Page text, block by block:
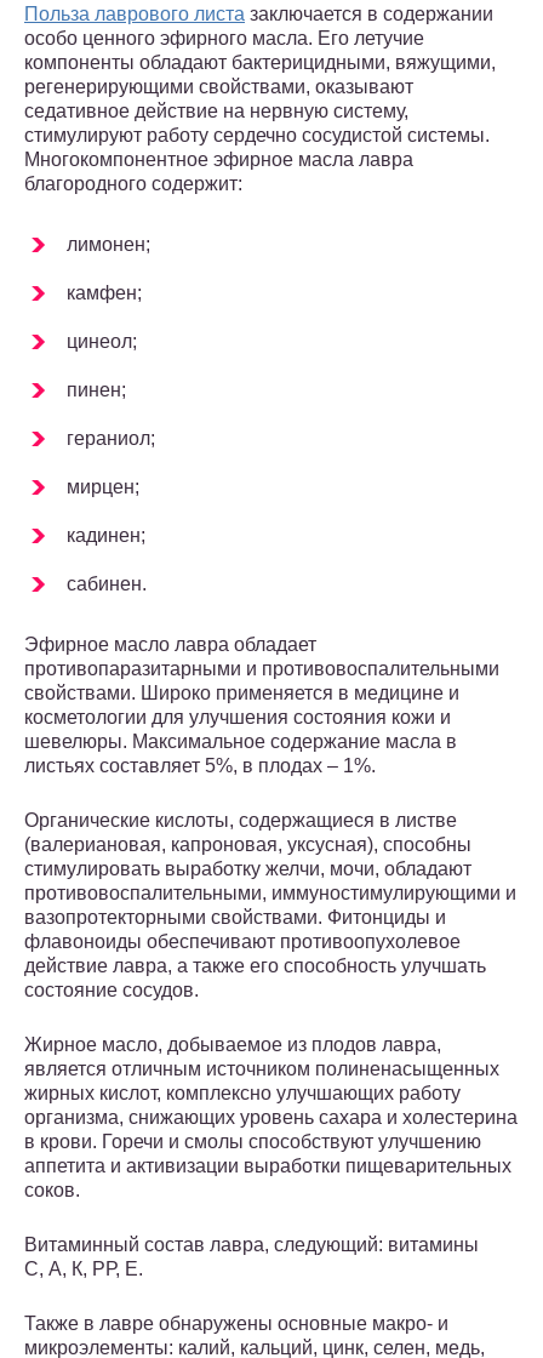
Польза лаврового листа заключается в содержании
особо ценного эфирного масла. Его летучие
компоненты обладают бактерицидными, вяжущими,
регенерирующими свойствами, оказывают
седативное действие на нервную систему,
стимулируют работу сердечно сосудистой системы.
Многокомпонентное эфирное масла лавра
благородного содержит:
лимонен;
камфен;
цинеол;
пинен;
гераниол;
мирцен;
кадинен;
сабинен.
Эфирное масло лавра обладает
противопаразитарными и противовоспалительными
свойствами. Широко применяется в медицине и
косметологии для улучшения состояния кожи и
шевелюры. Максимальное содержание масла в
листьях составляет 5%, в плодах – 1%.
Органические кислоты, содержащиеся в листве
(валериановая, капроновая, уксусная), способны
стимулировать выработку желчи, мочи, обладают
противовоспалительными, иммуностимулирующими и
вазопротекторными свойствами. Фитонциды и
флавоноиды обеспечивают противоопухолевое
действие лавра, а также его способность улучшать
состояние сосудов.
Жирное масло, добываемое из плодов лавра,
является отличным источником полиненасыщенных
жирных кислот, комплексно улучшающих работу
организма, снижающих уровень сахара и холестерина
в крови. Горечи и смолы способствуют улучшению
аппетита и активизации выработки пищеварительных
соков.
Витаминный состав лавра, следующий: витамины
С, А, К, РР, Е.
Также в лавре обнаружены основные макро- и
микроэлементы: калий, кальций, цинк, селен, медь,